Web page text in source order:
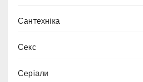
Сантехніка
Секс
Серіали